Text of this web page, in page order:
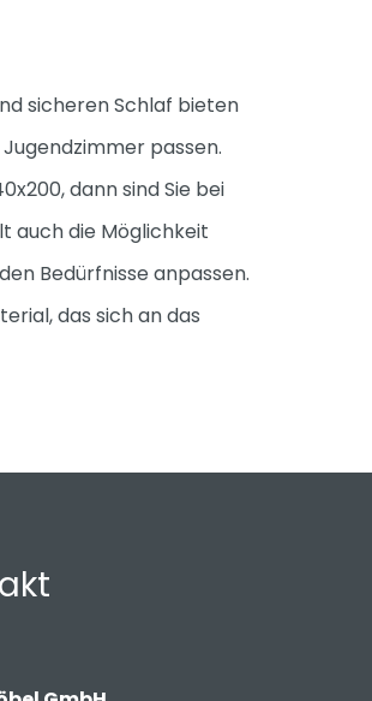
sicheren Schlaf bieten
passen.
dann sind Sie bei
auch die Möglichkeit
Bedürfnisse anpassen.
das sich an das